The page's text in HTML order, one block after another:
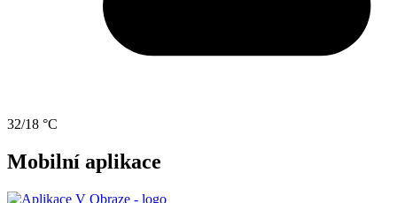
32/18 °C
Mobilní aplikace